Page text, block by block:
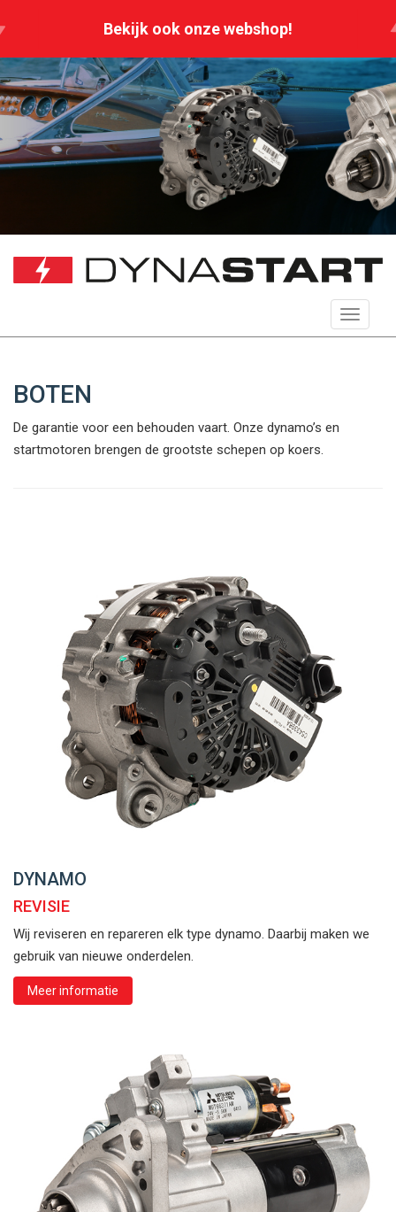
Bekijk ook onze webshop!
Toggle
BOTEN
De garantie voor een behouden vaart. Onze dynamo’s en
startmotoren brengen de grootste schepen op koers.
DYNAMO
REVISIE
Wij reviseren en repareren elk type dynamo. Daarbij maken we
gebruik van nieuwe onderdelen.
Meer informatie